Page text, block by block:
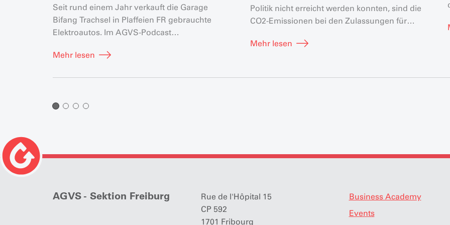
Seit rund einem Jahr verkauft die Garage
Bifang Trachsel in Plaffeien FR gebrauchte
Elektroautos. Im AGVS-Podcast
Trachsel auch darüber, was ihn am meisten
Mehr lesen
Politik nicht erreicht werden konnten, sind die
CO2-Emissionen bei den Zulassungen für
Lieferwagen und leichte Nutzfahrzeuge (LNF)
Mehr lesen
AGVS - Sektion Freiburg
Rue de l'Hôpital 15
CP 592
1701 Fribourg
Business Academy
Events